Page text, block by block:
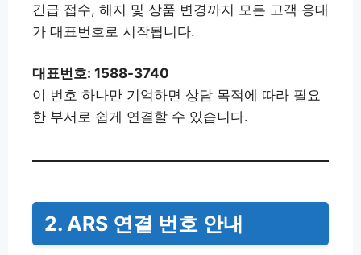
긴급 접수, 해지 및 상품 변경까지 모든 고객 응대
가 대표번호로 시작됩니다.
대표번호: 1588-3740
이 번호 하나만 기억하면 상담 목적에 따라 필요
한 부서로 쉽게 연결할 수 있습니다.
2. ARS 연결 번호 안내